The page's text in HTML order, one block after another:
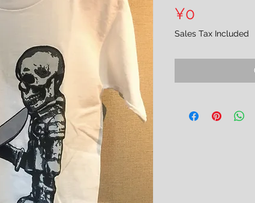
¥0
Sales Tax Included